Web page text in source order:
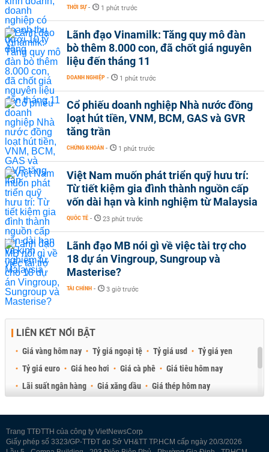
THỜI SỰ - 1 phút trước
Lãnh đạo Vinamilk: Tăng quy mô đàn
bò thêm 8.000 con, đã chốt giá nguyên
liệu đến tháng 11
DOANH NGHIỆP - 1 phút trước
Cổ phiếu doanh nghiệp Nhà nước đồng
loạt hút tiền, VNM, BCM, GAS và GVR
tăng trần
CHỨNG KHOÁN - 1 phút trước
Việt Nam muốn phát triển quỹ hưu trí:
Từ tiết kiệm gia đình thành nguồn cấp
vốn dài hạn và kinh nghiệm từ Malaysia
QUỐC TẾ - 23 phút trước
Lãnh đạo MB nói gì về việc tài trợ cho
18 dự án Vingroup, Sungroup và
Masterise?
TÀI CHÍNH - 3 giờ trước
LIÊN KẾT NỔI BẬT
Giá vàng hôm nay Tỷ giá ngoại tệ Tỷ giá usd
Tỷ giá yen
Tỷ giá euro
Giá heo hơi Giá cà phê
Giá tiêu hôm nay
Lãi suất ngân hàng
Giá xăng dầu
Giá thép hôm nay
Trang TTĐTTH của công ty VietNewsCorp
Giấy phép số 3323/GP-TTĐT do Sở VH&TT TP.HCM cấp ngày 20/3/2026